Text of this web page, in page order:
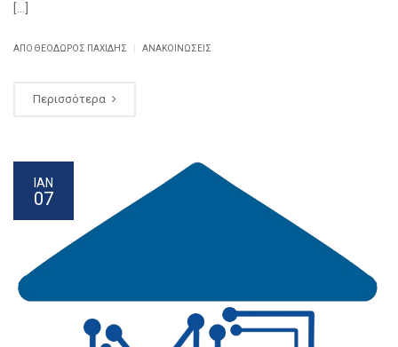
[…]
ΑΠΌ ΘΕΌΔΩΡΟΣ ΠΑΧΊΔΗΣ ΑΝΑΚΟΙΝΏΣΕΙΣ
Περισσότερα
ΙΑΝ
07